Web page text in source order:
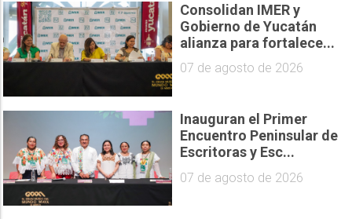
Consolidan IMER y
Gobierno de Yucatán
alianza para fortalece...
07 de agosto de 2026
Inauguran el Primer
Encuentro Peninsular de
Escritoras y Esc...
07 de agosto de 2026